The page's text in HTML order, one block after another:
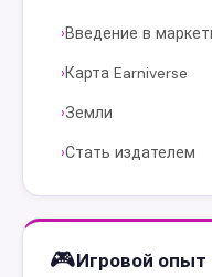
›Введение в
›Карта Earniverse
›Земли
›Стать издателем
🎮Игровой опыт